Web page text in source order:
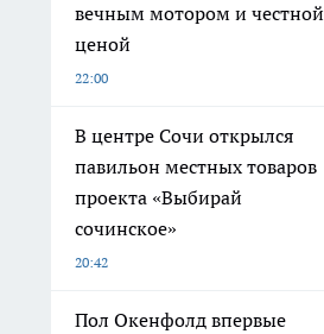
вечным мотором и честной
ценой
22:00
В центре Сочи открылся
павильон местных товаров
проекта «Выбирай
сочинское»
20:42
Пол Окенфолд впервые